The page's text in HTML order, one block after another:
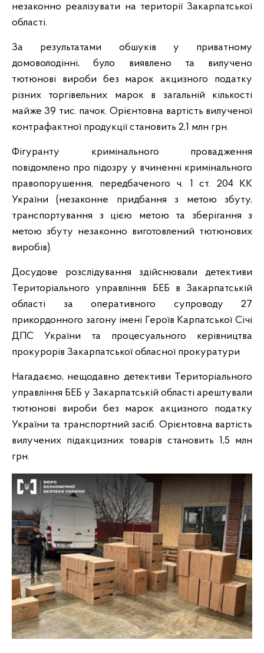
незаконно реалізувати на території Закарпатської
області.
За результатами обшуків у приватному
домоволодінні, було виявлено та вилучено
тютюнові вироби без марок акцизного податку
різних торгівельних марок в загальній кількості
майже 39 тис. пачок. Орієнтовна вартість вилученої
контрафактної продукції становить 2,1 млн грн.
Фігуранту кримінального провадження
повідомлено про підозру у вчиненні кримінального
правопорушення, передбаченого ч. 1 ст. 204 КК
України (незаконне придбання з метою збуту,
транспортування з цією метою та зберігання з
метою збуту незаконно виготовлений тютюнових
виробів).
Досудове розслідування здійснювали детективи
Територіального управління БЕБ в Закарпатській
області за оперативного супроводу 27
прикордонного загону імені Героїв Карпатської Січі
ДПС України та процесуального керівництва
прокурорів Закарпатської обласної прокуратури
Нагадаємо, нещодавно детективи Територіального
управління БЕБ у Закарпатській області арештували
тютюнові вироби без марок акцизного податку
України та транспортний засіб. Орієнтовна вартість
вилучених підакцизних товарів становить 1,5 млн
грн.